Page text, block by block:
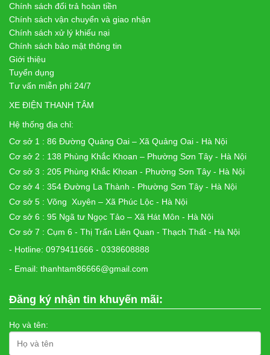
Chính sách đổi trả hoàn tiền
Chính sách vận chuyển và giao nhận
Chính sách xử lý khiếu nại
Chính sách bảo mật thông tin
Giới thiệu
Tuyển dụng
Tư vấn miễn phí 24/7
XE ĐIỆN THANH TÂM
Hệ thống địa chỉ:
Cơ sở 1 : 86 Đường Quảng Oai – Xã Quảng Oai - Hà Nội
Cơ sở 2 : 138 Phùng Khắc Khoan – Phường Sơn Tây - Hà Nội
Cơ sở 3 : 205 Phùng Khắc Khoan - Phường Sơn Tây - Hà Nội
Cơ sở 4 : 354 Đường La Thành - Phường Sơn Tây - Hà Nội
Cơ sở 5 : Võng Xuyên – Xã Phúc Lộc - Hà Nội
Cơ sở 6 : 95 Ngã tư Ngọc Tảo – Xã Hát Môn - Hà Nội
Cơ sở 7 : Cụm 6 - Thị Trấn Liên Quan - Thạch Thất - Hà Nội
- Hotline: 0979411666 - 0338608888
- Email: thanhtam86666@gmail.com
Đăng ký nhận tin khuyến mãi:
Họ và tên: